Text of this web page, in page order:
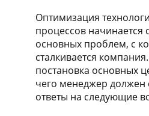
Оптимизация
процессов начинается
основных проблем, с
сталкивается
постановка основных
чего менеджер должен
ответы на следующие